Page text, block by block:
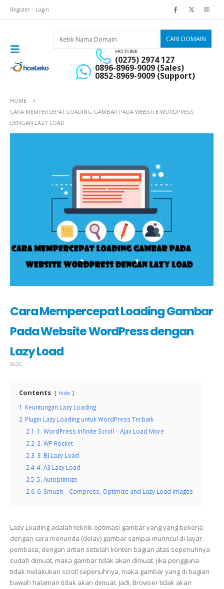
Register Login
HOTLINE
(0275) 2974 127
0896-8969-9009 (Sales)
0852-8969-9009 (Support)
HOME
CARA MEMPERCEPAT LOADING GAMBAR PADA WEBSITE WORDPRESS
DENGAN LAZY LOAD
Cara Mempercepat Loading Gambar
Pada Website WordPress dengan
Lazy Load
BLOG
Contents hide
1 Keuntungan Lazy Loading
2 Plugin Lazy Loading untuk WordPress Terbaik
2.1 1. WordPress Infinite Scroll – Ajax Load More
2.2 2. WP Rocket
2.3 3. BJ Lazy Load
2.4 4. A3 Lazy Load
2.5 5. Autoptimize
2.6 6. Smush – Compress, Optimize and Lazy Load Images
Lazy Loading adalah teknik optimasi gambar yang yang bekerja
dengan cara menunda (delay) gambar sampai munncul di layar
pembaca, dengan artian setelah konten bagian atas sepenuhnya
sudah dimuat, maka gambar tidak akan dimuat. Jika pengguna
tidak melakukan scroll sepenuhnya, maka gambar yang di bagian
bawah halaman tidak akan dimuat. Jadi, Browser tidak akan